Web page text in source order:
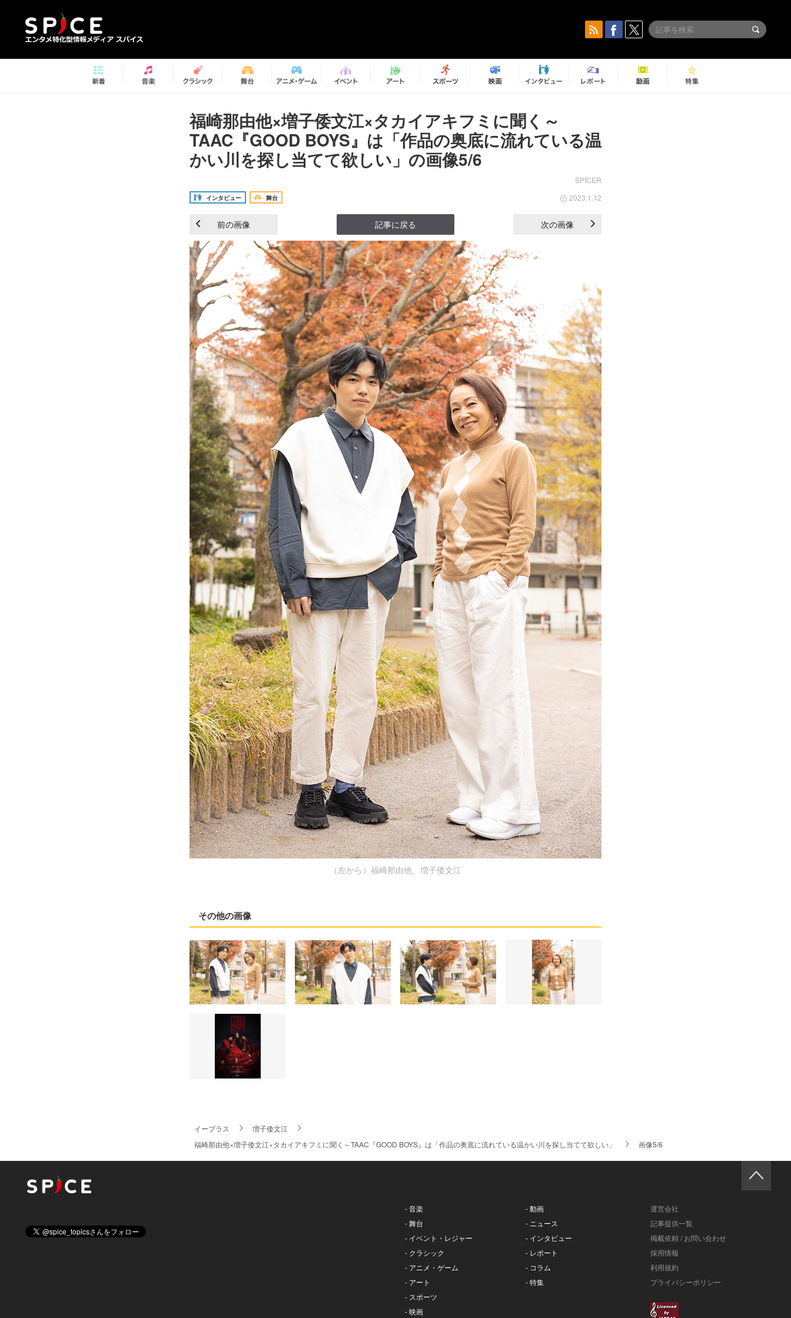
福崎那由他×増子倭文江×タカイアキフミに聞く～
TAAC『GOOD BOYS』は「作品の奥底に流れている温
かい川を探し当てて欲しい」の画像5/6
SPICER
インタビュー 舞台 2023.1.12
前の画像 記事に戻る 次の画像
（左から）福崎那由他、増子倭文江
その他の画像
イープラス
増子倭文江
福崎那由他×増子倭文江×タカイアキフミに聞く～TAAC『GOOD BOYS』は「作品の奥底に流れている温かい川を探し当てて欲しい」
画像5/6
- 音楽
- 舞台
- イベント・レジャー
- クラシック
- アニメ・ゲーム
- アート
- スポーツ
- 映画
- 動画
- ニュース
- インタビュー
- レポート
- コラム
- 特集
運営会社
記事提供一覧
掲載依頼 / お問い合わせ
採用情報
利用規約
プライバシーポリシー